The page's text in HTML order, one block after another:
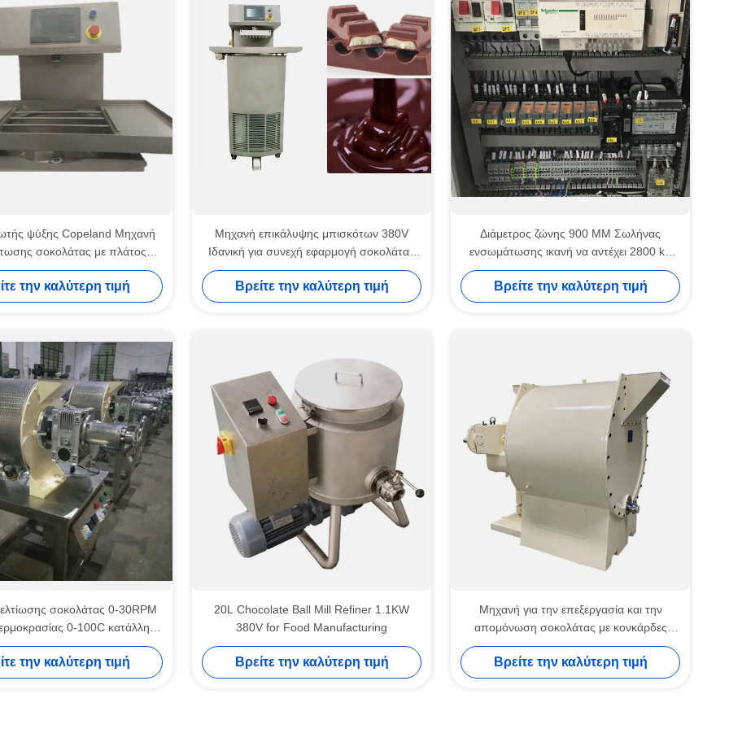
ψύξης Copeland Μηχανή
σοκολάτας με πλάτος
MM και σύστημα ελέγχου PLC
εφαρμογή σοκολάτας
την καλύτερη τιμή
Μηχανή επικάλυψης μπισκότων 380V
Ιδανική για συνεχή εφαρμογή σοκολάτας
σε εργοστάσια παραγωγής μπισκότων
Βρείτε την καλύτερη τιμή
Διάμετρος ζώνης 900 MM Σωλήνας
ενσωμάτωσης ικανή να αντέχει 2800 kg
βάρους Σχεδιασμένη για εξορθολογισμένη
παραγωγή σοκολάτας
Βρείτε την καλύτερη τιμή
σοκολάτας 0-30RPM
0-100C κατάλληλη
παραγωγής σοκολάτας
την καλύτερη τιμή
20L Chocolate Ball Mill Refiner 1.1KW
380V for Food Manufacturing
Βρείτε την καλύτερη τιμή
Μηχανή για την επεξεργασία και την
απομόνωση σοκολάτας με κονκάρδες
500L
Βρείτε την καλύτερη τιμή